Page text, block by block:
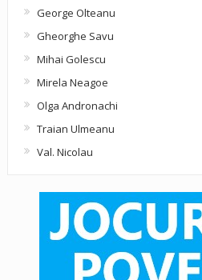
George Olteanu
Gheorghe Savu
Mihai Golescu
Mirela Neagoe
Olga Andronachi
Traian Ulmeanu
Val. Nicolau